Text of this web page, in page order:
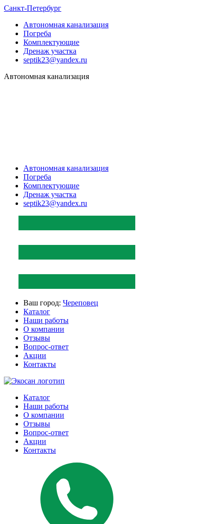
Санкт-Петербург
Автономная канализация
Погреба
Комплектующие
Дренаж участка
septik23@yandex.ru
Автономная канализация
Автономная канализация
Погреба
Комплектующие
Дренаж участка
septik23@yandex.ru
Ваш город: Череповец
Каталог
Наши работы
О компании
Отзывы
Вопрос-ответ
Акции
Контакты
Каталог
Наши работы
О компании
Отзывы
Вопрос-ответ
Акции
Контакты